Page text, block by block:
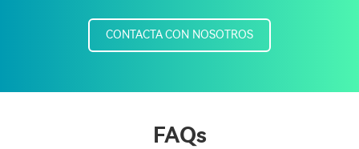
CONTACTA CON NOSOTROS
FAQs